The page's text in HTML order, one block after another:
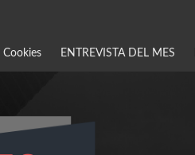
Cookies ENTREVISTA DEL MES